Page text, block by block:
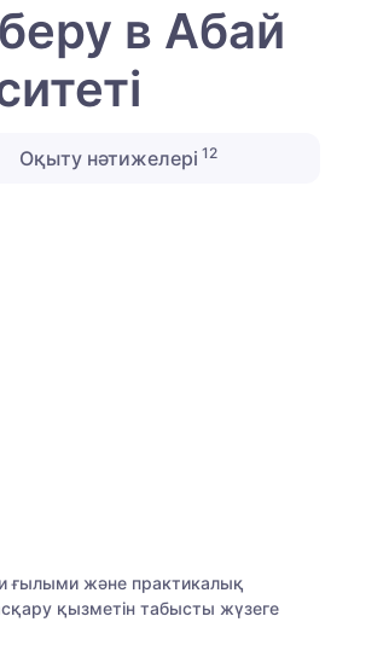
в Абай
Оқыту нәтижелері 12
ғылыми және практикалық
қызметін табысты жүзеге